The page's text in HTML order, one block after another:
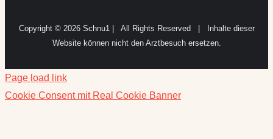
Copyright © 2026 Schnu1 | All Rights Reserved | Inhalte dieser
Website können nicht den Arztbesuch ersetzen.
Page load link
Cookie Consent mit Real Cookie Banner